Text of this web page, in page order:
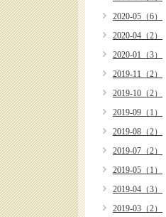
2020-05（6）
2020-04（2）
2020-01（3）
2019-11（2）
2019-10（2）
2019-09（1）
2019-08（2）
2019-07（2）
2019-05（1）
2019-04（3）
2019-03（2）